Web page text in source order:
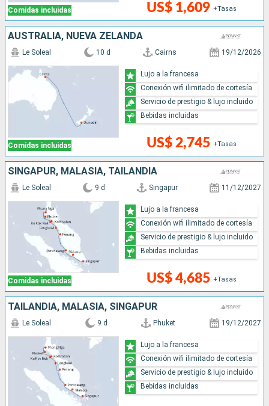
Comidas incluidas US$ 1,609 +Tasas
AUSTRALIA, NUEVA ZELANDA
Comidas incluidas
Le Soleal 10 d Cairns 19/12/2026
US$ 2,745 +Tasas
Lujo a la francesa
Conexión wifi ilimitado de cortesía
Servicio de prestigio & lujo incluido
Bebidas incluidas
SINGAPUR, MALASIA, TAILANDIA
Comidas incluidas
Le Soleal 9 d Singapur 11/12/2027
US$ 4,685 +Tasas
Lujo a la francesa
Conexión wifi ilimitado de cortesía
Servicio de prestigio & lujo incluido
Bebidas incluidas
TAILANDIA, MALASIA, SINGAPUR
Le Soleal 9 d Phuket 19/12/2027
Lujo a la francesa
Conexión wifi ilimitado de cortesía
Servicio de prestigio & lujo incluido
Bebidas incluidas